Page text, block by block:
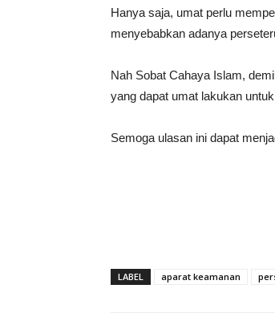
Hanya saja, umat perlu
menyebabkan adanya
Nah Sobat Cahaya Islam,
yang dapat umat lakukan
Semoga ulasan ini dapat
LABEL aparat keamanan